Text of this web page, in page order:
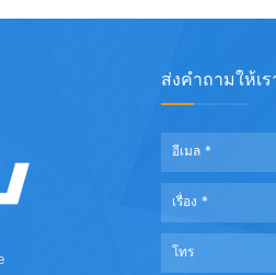
ส่งคำถามให้เร